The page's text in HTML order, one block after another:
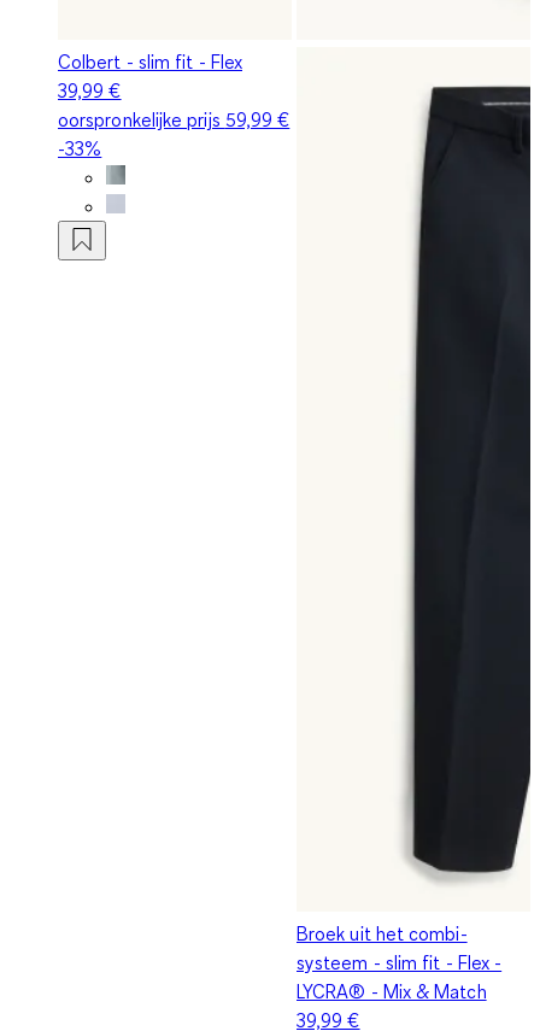
Colbert - slim fit - Flex
39,99 €
oorspronkelijke prijs 59,99 €
-33%
Broek uit het combi-
systeem - slim fit - Flex -
LYCRA® - Mix & Match
39,99 €